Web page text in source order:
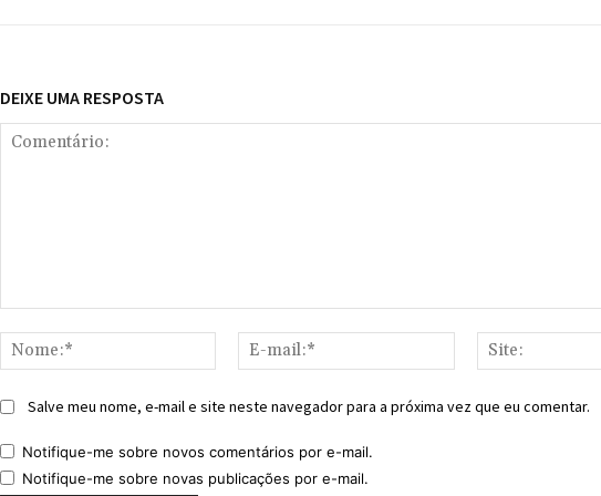
DEIXE UMA RESPOSTA
Nome:*
mail:*
Salve meu nome, e-mail e site neste navegador para a próxima vez que eu comentar.
Notifique-me sobre novos comentários por e-mail.
Notifique-me sobre novas publicações por e-mail.